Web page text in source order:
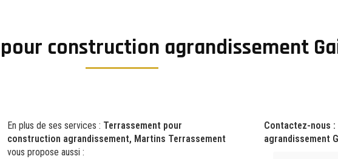
construction agrandissement
En plus de ses services : Terrassement pour
construction agrandissement, Martins Terrassement
vous propose aussi :
Contactez-nous
agrandissement